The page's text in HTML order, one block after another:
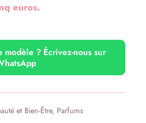
euros.
modèle ? Écrivez-nous sur
et Bien-Être, Parfums